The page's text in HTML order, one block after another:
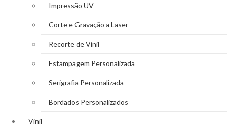
Impressão UV
Corte e Gravação a Laser
Recorte de Vinil
Estampagem Personalizada
Serigrafia Personalizada
Bordados Personalizados
Vinil